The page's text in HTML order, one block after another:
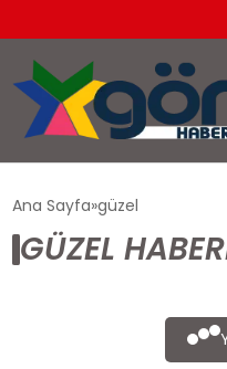
EKONOMI
Ana Sayfa güzel
GÜZEL